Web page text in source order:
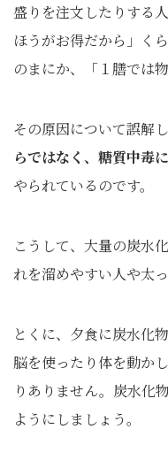
盛りを注文したりする
ほうがお得だから」く
のまにか、「１膳では
その原因について誤解
らではなく、糖質中毒
やられているのです。
こうして、大量の炭水
れを溜めやすい人や太
とくに、夕食に炭水化
脳を使ったり体を動か
りありません。炭水化物
ようにしましょう。